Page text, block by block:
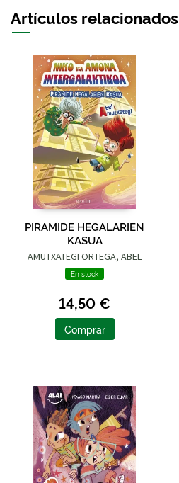
Artículos relacionados
PIRAMIDE HEGALARIEN
KASUA
AMUTXATEGI ORTEGA, ABEL
En stock
14,50 €
Comprar